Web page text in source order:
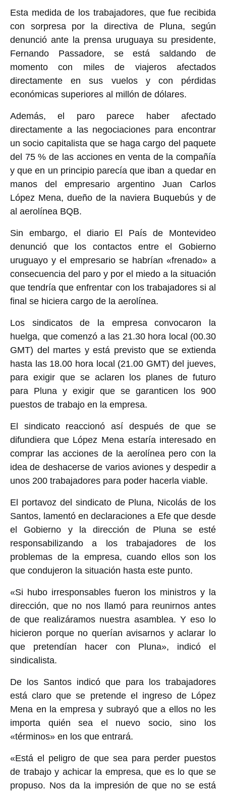
Esta medida de los trabajadores, que fue recibida
con sorpresa por la directiva de Pluna, según
denunció ante la prensa uruguaya su presidente,
Fernando Passadore, se está saldando de
momento con miles de viajeros afectados
directamente en sus vuelos y con pérdidas
económicas superiores al millón de dólares.
Además, el paro parece haber afectado
directamente a las negociaciones para encontrar
un socio capitalista que se haga cargo del paquete
del 75 % de las acciones en venta de la compañía
y que en un principio parecía que iban a quedar en
manos del empresario argentino Juan Carlos
López Mena, dueño de la naviera Buquebús y de
al aerolínea BQB.
Sin embargo, el diario El País de Montevideo
denunció que los contactos entre el Gobierno
uruguayo y el empresario se habrían «frenado» a
consecuencia del paro y por el miedo a la situación
que tendría que enfrentar con los trabajadores si al
final se hiciera cargo de la aerolínea.
Los sindicatos de la empresa convocaron la
huelga, que comenzó a las 21.30 hora local (00.30
GMT) del martes y está previsto que se extienda
hasta las 18.00 hora local (21.00 GMT) del jueves,
para exigir que se aclaren los planes de futuro
para Pluna y exigir que se garanticen los 900
puestos de trabajo en la empresa.
El sindicato reaccionó así después de que se
difundiera que López Mena estaría interesado en
comprar las acciones de la aerolínea pero con la
idea de deshacerse de varios aviones y despedir a
unos 200 trabajadores para poder hacerla viable.
El portavoz del sindicato de Pluna, Nicolás de los
Santos, lamentó en declaraciones a Efe que desde
el Gobierno y la dirección de Pluna se esté
responsabilizando a los trabajadores de los
problemas de la empresa, cuando ellos son los
que condujeron la situación hasta este punto.
«Si hubo irresponsables fueron los ministros y la
dirección, que no nos llamó para reunirnos antes
de que realizáramos nuestra asamblea. Y eso lo
hicieron porque no querían avisarnos y aclarar lo
que pretendían hacer con Pluna», indicó el
sindicalista.
De los Santos indicó que para los trabajadores
está claro que se pretende el ingreso de López
Mena en la empresa y subrayó que a ellos no les
importa quién sea el nuevo socio, sino los
«términos» en los que entrará.
«Está el peligro de que sea para perder puestos
de trabajo y achicar la empresa, que es lo que se
propuso. Nos da la impresión de que no se está